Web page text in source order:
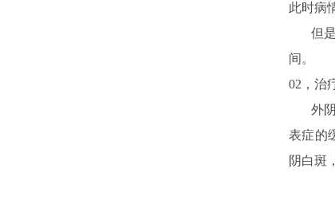
此时病
但是
间。
02， 治
外阴
表症的
阴白斑